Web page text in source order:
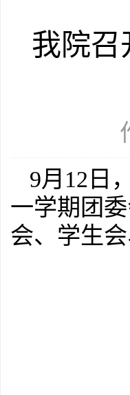
我院召
9月12日
一学期团
会、学生